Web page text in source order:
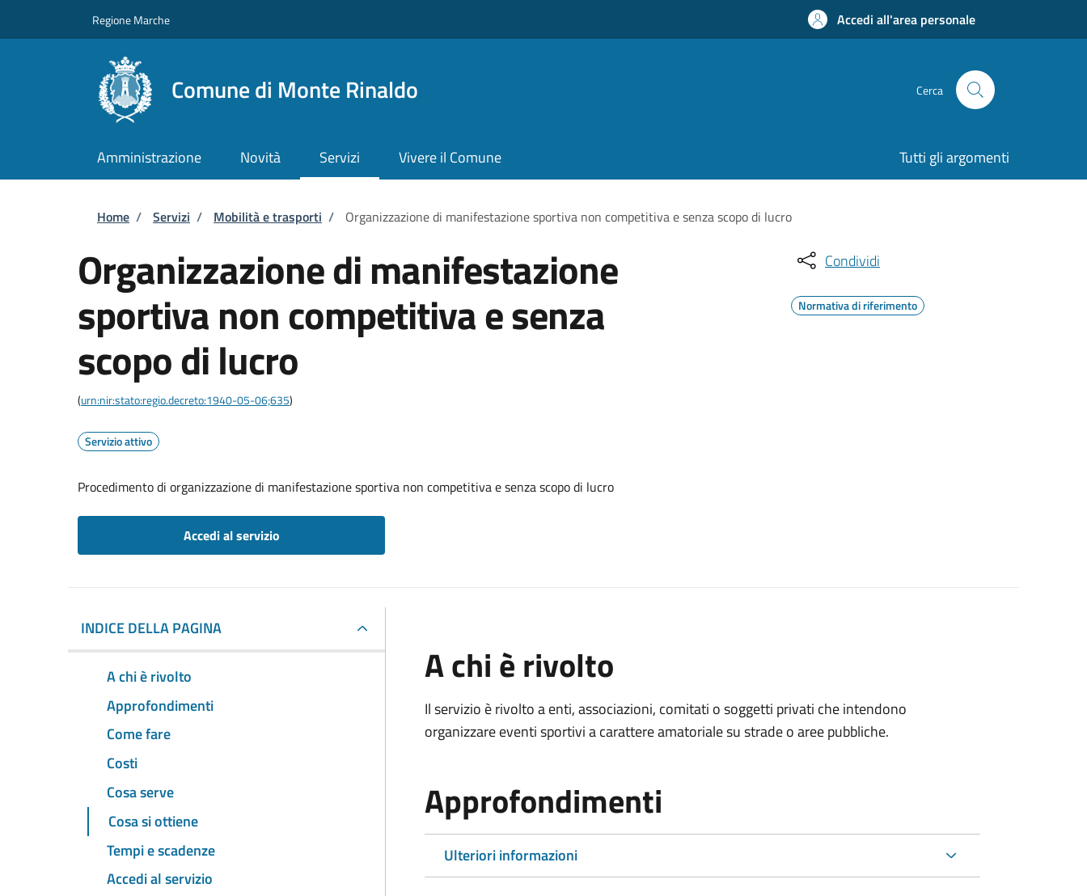
Regione Marche Accedi all'area personale
Comune di Monte Rinaldo Cerca
Amministrazione Novità Servizi Vivere il Comune Tutti gli argomenti
Briciole di pane
Home / Servizi / Mobilità e trasporti / Organizzazione di manifestazione sportiva non competitiva e senza scopo di lucro
Organizzazione di manifestazione
sportiva non competitiva e senza
scopo di lucro
(urn:nir:stato:regio.decreto:1940-05-06;635)
Servizio attivo
Procedimento di organizzazione di manifestazione sportiva non competitiva e senza scopo di lucro
Accedi al servizio
Condividi
Normativa di riferimento
INDICE DELLA PAGINA
A chi è rivolto
Approfondimenti
Come fare
Costi
Cosa serve
Cosa si ottiene
Tempi e scadenze
Accedi al servizio
A chi è rivolto
Il servizio è rivolto a enti, associazioni, comitati o soggetti privati che intendono
organizzare eventi sportivi a carattere amatoriale su strade o aree pubbliche.
Approfondimenti
Ulteriori informazioni